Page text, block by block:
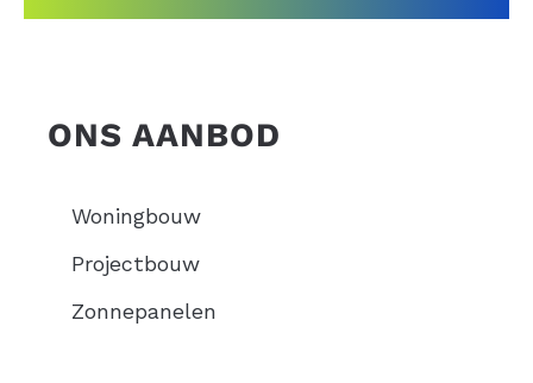
ONS AANBOD
Woningbouw
Projectbouw
Zonnepanelen